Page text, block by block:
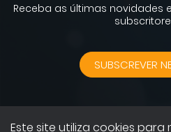
Receba as últimas novidades
SUBSCREVER
Este site utiliza cookies para